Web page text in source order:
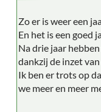
Zo er is weer een
En het is een goed
Na drie jaar
dankzij de inzet van
Ik ben er trots op
we meer en meer